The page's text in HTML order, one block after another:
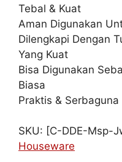
Tebal & Kuat
Aman Digunakan
Dilengkapi Dengan
Yang Kuat
Bisa Digunakan
Biasa
Praktis & Serbaguna
SKU: [C-DDE-Msp-
Houseware